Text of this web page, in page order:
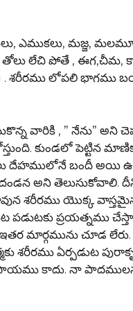
ఎముకలు, మజ్జ,
తోలు లేచి పోతే ,
లోపలి భాగము
వారికి , ” నేను” అని
కుండలో పెట్టిన
దేహములోనే బందీ అయి
అని తెలుసుకోవాలి.
శరీరము యొక్క వాస్తమైన
ప్రయత్నము
మార్గమును చూడ
ఏర్పడుట
కాదు. నా